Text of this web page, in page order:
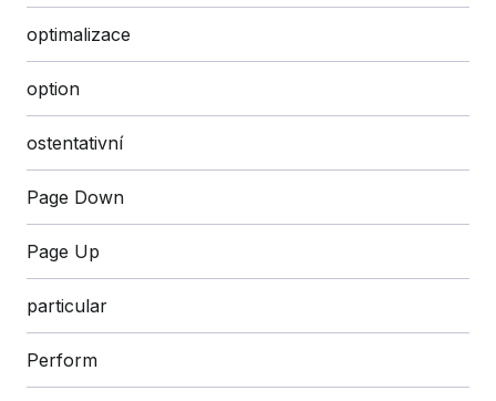
optimalizace
option
ostentativní
Page Down
Page Up
particular
Perform